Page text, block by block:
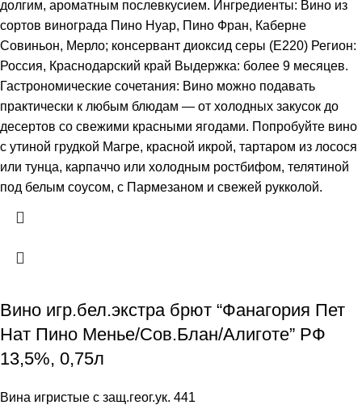
долгим, ароматным послевкусием. Ингредиенты: Вино из
сортов винограда Пино Нуар, Пино Фран, Каберне
Совиньон, Мерло; консервант диоксид серы (Е220) Регион:
Россия, Краснодарский край Выдержка: более 9 месяцев.
Гастрономические сочетания: Вино можно подавать
практически к любым блюдам ― от холодных закусок до
десертов со свежими красными ягодами. Попробуйте вино
с утиной грудкой Магре, красной икрой, тартаром из лосося
или тунца, карпаччо или холодным ростбифом, телятиной
под белым соусом, с Пармезаном и свежей рукколой.
Вино игр.бел.экстра брют “Фанагория Пет
Нат Пино Менье/Сов.Блан/Алиготе” РФ
13,5%, 0,75л
Вина игристые с защ.геог.ук. 441